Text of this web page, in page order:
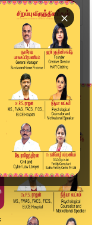
×
முயற்சி நடைப...